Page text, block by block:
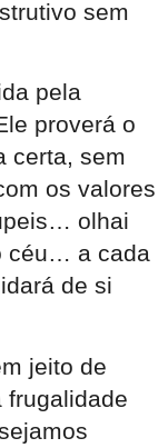
sem
pela
proverá o
certa, sem
os valores
olhai
céu… a cada
de si
jeito de
frugalidade